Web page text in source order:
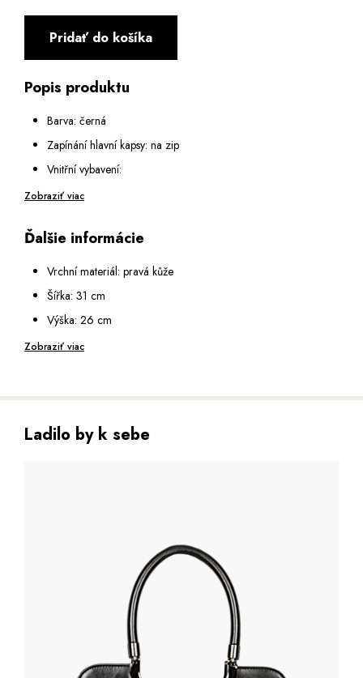
Pridať do košíka
Popis produktu
Barva: černá
Zapínání hlavní kapsy: na zip
Vnitřní vybavení:
Vnitřní prostor rozdělen zipovou kapsou na dvě přihrádky
Na zadní straně: kapsa na zip
Dno chráněno kovovými nýty
Výška ucha: 18 cm
Popruh na rameno: odepínatelný a nastavitelný v rozmezí 115
- 135 cm
Zobraziť viac
Ďalšie informácie
Vrchní materiál: pravá kůže
Šířka: 31 cm
Výška: 26 cm
Hloubka: 11 cm
Zobraziť viac
Ladilo by k sebe